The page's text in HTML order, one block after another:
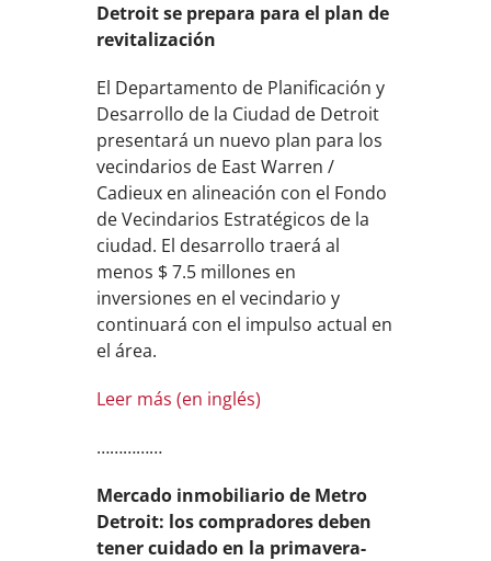
Detroit se prepara para el plan de
revitalización
El Departamento de Planificación y
Desarrollo de la Ciudad de Detroit
presentará un nuevo plan para los
vecindarios de East Warren /
Cadieux en alineación con el Fondo
de Vecindarios Estratégicos de la
ciudad. El desarrollo traerá al
menos $ 7.5 millones en
inversiones en el vecindario y
continuará con el impulso actual en
el área.
Leer más (en inglés)
……………
Mercado inmobiliario de Metro
Detroit: los compradores deben
tener cuidado en la primavera-